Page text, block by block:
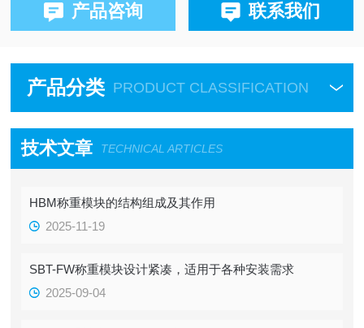
产品咨询 联系我们
产品分类 PRODUCT CLASSIFICATION
技术文章 TECHNICAL ARTICLES
HBM称重模块的结构组成及其作用
2025-11-19
SBT-FW称重模块设计紧凑，适用于各种安装需求
2025-09-04